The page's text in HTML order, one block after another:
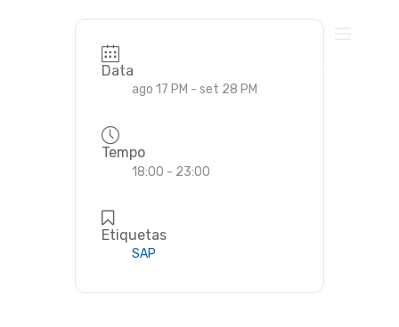
Data
ago 17 PM - set 28 PM
Tempo
18:00 - 23:00
Etiquetas
SAP